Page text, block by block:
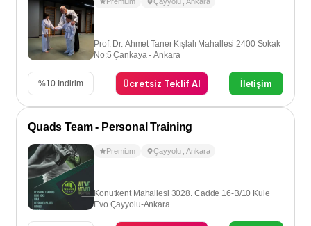
Prof. Dr. Ahmet Taner Kışlalı Mahallesi 2400 Sokak
No:5 Çankaya - Ankara
%10 İndirim Ücretsiz Teklif Al İletişim
Quads Team - Personal Training
Premium Çayyolu ,Ankara
Konutkent Mahallesi 3028. Cadde 16-B/10 Kule
Evo Çayyolu-Ankara